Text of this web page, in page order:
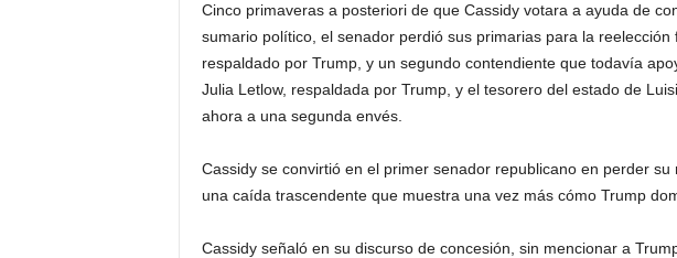
Cinco primaveras a posteriori de que Cassidy votara a ayuda de
sumario político, el senador perdió sus primarias para la reelección
respaldado por Trump, y un segundo contendiente que todavía
Julia Letlow, respaldada por Trump, y el tesorero del estado de
ahora a una segunda envés.
Cassidy se convirtió en el primer senador republicano en perder su
una caída trascendente que muestra una vez más cómo Trump
Cassidy señaló en su discurso de concesión, sin mencionar a